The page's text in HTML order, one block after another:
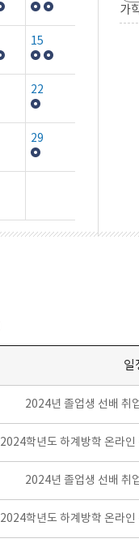
15
22
29
가
일
2024년 졸업생 선배 취
2024학년도 하계방학 온라인
2024년 졸업생 선배 취
2024학년도 하계방학 온라인